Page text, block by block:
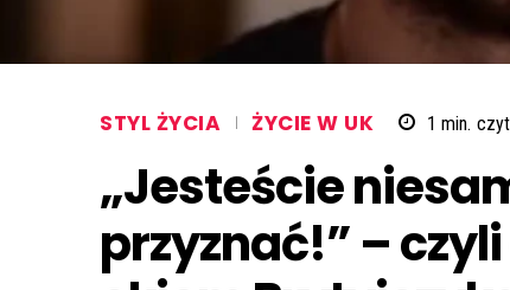
STYL ŻYCIA ŻYCIE W UK 1 min.
„Jesteście
przyznać!” –